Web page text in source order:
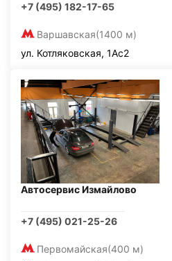
+7 (495) 182-17-65
Варшавская(1400 м)
ул. Котляковская, 1Ас2
Автосервис Измайлово
+7 (495) 021-25-26
Первомайская(400 м)